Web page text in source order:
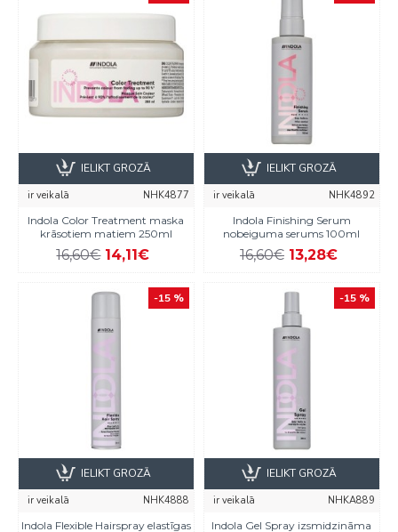
ir veikalā
NHK4877
Indola Color Treatment maska
krāsotiem matiem 250ml
16,60€ 14,11€
IELIKT GROZĀ
ir veikalā
NHK4892
Indola Finishing Serum
nobeiguma serums 100ml
16,60€ 13,28€
IELIKT GROZĀ
-15 %
ir veikalā
NHK4888
Indola Flexible Hairspray elastīgas
IELIKT GROZĀ
-15 %
ir veikalā
NHKA889
Indola Gel Spray izsmidzināma
IELIKT GROZĀ